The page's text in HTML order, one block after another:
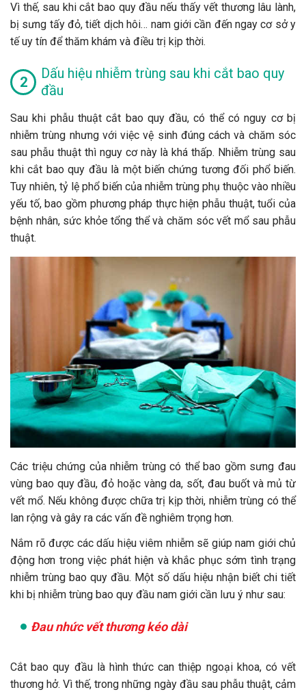
Vì thế, sau khi cắt bao quy đầu nếu thấy vết thương lâu lành,
bị sưng tấy đỏ, tiết dịch hôi… nam giới cần đến ngay cơ sở y
tế uy tín để thăm khám và điều trị kịp thời.
Dấu hiệu nhiễm trùng sau khi cắt bao quy
đầu
Sau khi phẫu thuật cắt bao quy đầu, có thể có nguy cơ bị
nhiễm trùng nhưng với việc vệ sinh đúng cách và chăm sóc
sau phẫu thuật thì nguy cơ này là khá thấp. Nhiễm trùng sau
khi cắt bao quy đầu là một biến chứng tương đối phổ biến.
Tuy nhiên, tỷ lệ phổ biến của nhiễm trùng phụ thuộc vào nhiều
yếu tố, bao gồm phương pháp thực hiện phẫu thuật, tuổi của
bệnh nhân, sức khỏe tổng thể và chăm sóc vết mổ sau phẫu
thuật.
Các triệu chứng của nhiễm trùng có thể bao gồm sưng đau
vùng bao quy đầu, đỏ hoặc vàng da, sốt, đau buốt và mủ từ
vết mổ. Nếu không được chữa trị kịp thời, nhiễm trùng có thể
lan rộng và gây ra các vấn đề nghiêm trọng hơn.
Nắm rõ được các dấu hiệu viêm nhiễm sẽ giúp nam giới chủ
động hơn trong việc phát hiện và khắc phục sớm tình trạng
nhiễm trùng bao quy đầu. Một số dấu hiệu nhận biết chi tiết
khi bị nhiễm trùng bao quy đầu nam giới cần lưu ý như sau:
Đau nhức vết thương kéo dài
Cắt bao quy đầu là hình thức can thiệp ngoại khoa, có vết
thương hở. Vì thế, trong những ngày đầu sau phẫu thuật, cảm